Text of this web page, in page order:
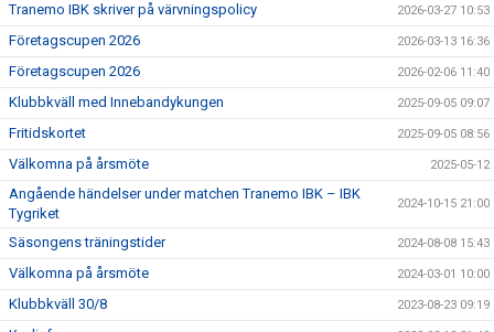
Tranemo IBK skriver på värvningspolicy 2026-03-27 10:53
Företagscupen 2026 2026-03-13 16:36
Företagscupen 2026 2026-02-06 11:40
Klubbkväll med Innebandykungen 2025-09-05 09:07
Fritidskortet 2025-09-05 08:56
Välkomna på årsmöte 2025-05-12
Angående händelser under matchen Tranemo IBK – IBK
Tygriket
2024-10-15 21:00
Säsongens träningstider 2024-08-08 15:43
Välkomna på årsmöte 2024-03-01 10:00
Klubbkväll 30/8 2023-08-23 09:19